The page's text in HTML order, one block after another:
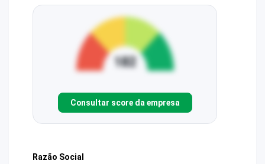
Consultar score da empresa
Razão Social